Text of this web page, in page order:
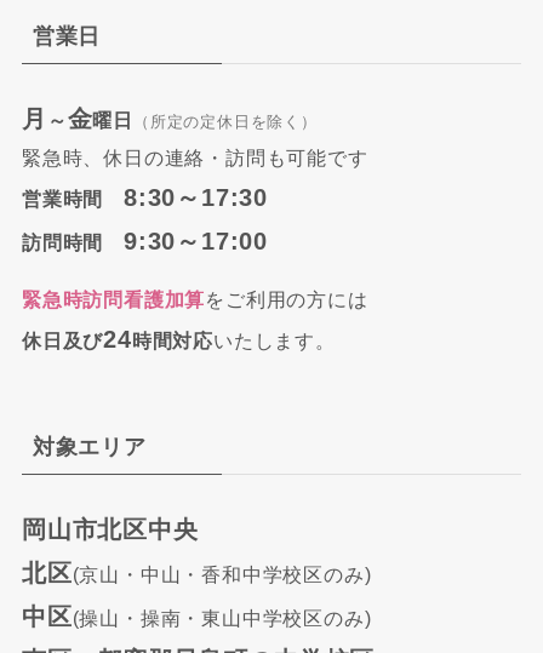
営業日
月 ～金曜日 （所定の定休日を除く）
緊急時、休日の連絡・訪問も可能です
営業時間 8:30～17:30
訪問時間 9:30～17:00
緊急時訪問看護加算をご利用の方には
休日及び24時間対応いたします。
対象エリア
岡山市北区中央
北区(京山・中山・香和中学校区のみ)
中区(操山・操南・東山中学校区のみ)